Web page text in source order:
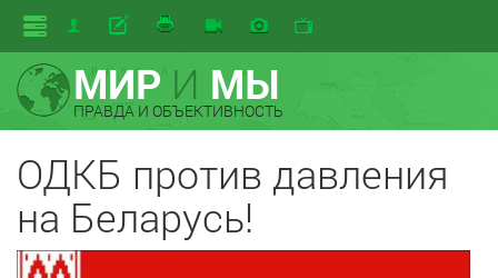
МИРИ МЫ
ПРАВДА И ОБЪЕКТИВНОСТЬ
ОДКБ против давления
на Беларусь!